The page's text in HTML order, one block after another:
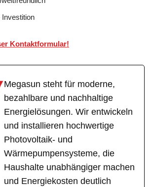
Kontaktformular!
Megasun steht für moderne,
bezahlbare und nachhaltige
Energielösungen. Wir entwickeln
und installieren hochwertige
Photovoltaik- und
Wärmepumpensysteme, die
Haushalte unabhängiger machen
und Energiekosten deutlich